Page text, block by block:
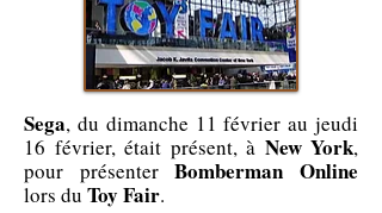
Sega, du dimanche 11 février au jeudi
16 février, était présent, à New York,
pour présenterBomberman Online
lors du Toy Fair.